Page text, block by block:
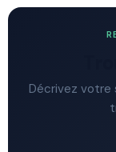
Décrivez votre